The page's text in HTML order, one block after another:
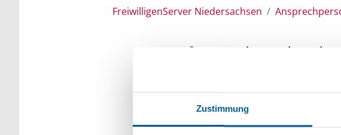
Zustimmung
FreiwilligenServer Niedersachsen
Stiftungsdatenbank
Recherchieren Sie in unserer
Bei der Suche bitte die Groß- und